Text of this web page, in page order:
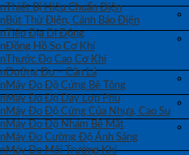
Thiết Bị Hiệu Chuẩn Điện
Bút Thử Điện, Cảnh Báo Điện
Tiếp Địa Di Động
Đồng Hồ So Cơ Khí
Thước Đo Cao Cơ Khí
Dưỡng Đo – Căn Lá
Máy Đo Độ Cứng Bê Tông
Máy Đo Độ Dày Lớp Phủ
Máy Đo Độ Cứng Của Nhựa, Cao Su
Máy Đo Độ Nhám Bề Mặt
Máy Đo Cường Độ Ánh Sáng
Máy Đo Môi Trường Khí